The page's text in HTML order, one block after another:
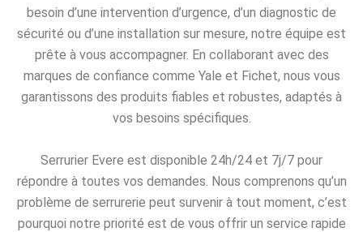
besoin d’une intervention d’urgence, d’un diagnostic de
sécurité ou d’une installation sur mesure, notre équipe est
prête à vous accompagner. En collaborant avec des
marques de confiance comme Yale et Fichet, nous vous
garantissons des produits fiables et robustes, adaptés à
vos besoins spécifiques.
Serrurier Evere est disponible 24h/24 et 7j/7 pour
répondre à toutes vos demandes. Nous comprenons qu’un
problème de serrurerie peut survenir à tout moment, c’est
pourquoi notre priorité est de vous offrir un service rapide